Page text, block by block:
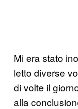
Mi era stato
letto diverse
di volte il
alla